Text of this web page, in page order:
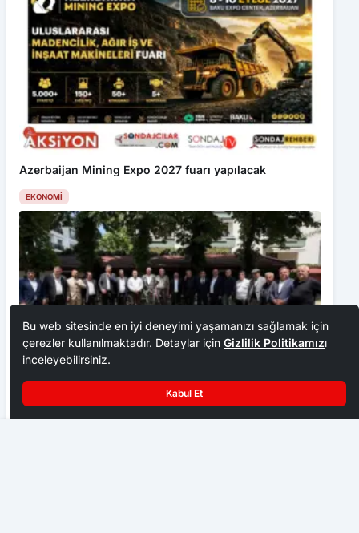
Azerbaijan Mining Expo 2027 fuarı yapılacak
EKONOMI
Ankara Ziraat Odaları; hububat alım fiyatları çiftçimizi
Bu web sitesinde en iyi deneyimi yaşamanızı sağlamak için
çerezler kullanılmaktadır. Detaylar için Gizlilik Politikamızı
inceleyebilirsiniz.
Kabul Et